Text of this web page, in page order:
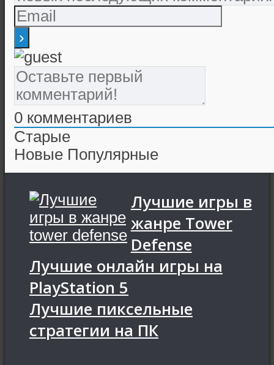
0 комментариев
Старые
Новые Популярные
Лучшие игры в
жанре Tower
Defense
Лучшие онлайн игры на
PlayStation 5
Лучшие пиксельные
стратегии на ПК